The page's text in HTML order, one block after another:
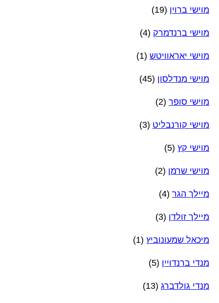
מוישי ברוין (19)
מוישי ברנדמרק (4)
מוישי יאראוויטש (1)
מוישי מנדלסון (45)
מוישי סופר (2)
מוישי קורנבליט (3)
מוישי קץ (5)
מוישי שרמן (2)
מיילך הגר (4)
מיילך זולדן (3)
מיכאל שמעונוביץ (1)
מנדי ברנדויין (5)
מנדי גולדברג (13)